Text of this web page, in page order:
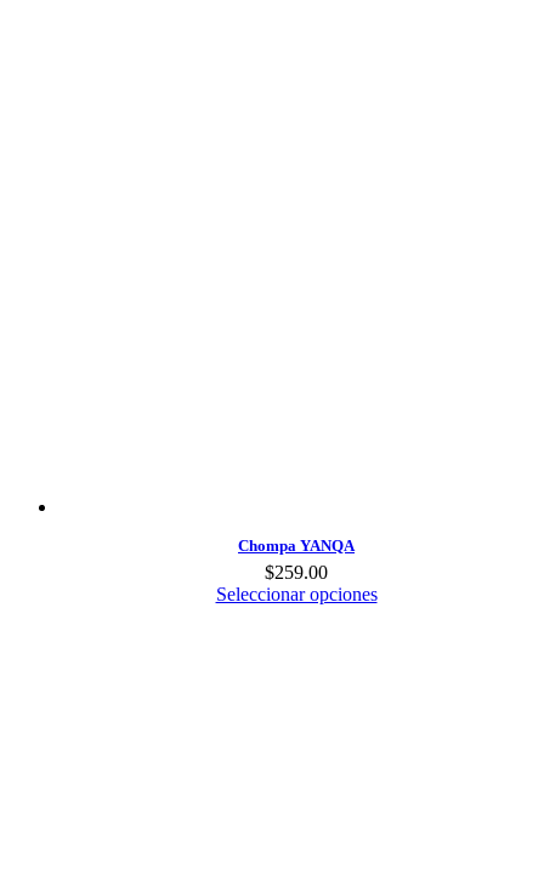
Chompa YANQA
$259.00
Seleccionar opciones